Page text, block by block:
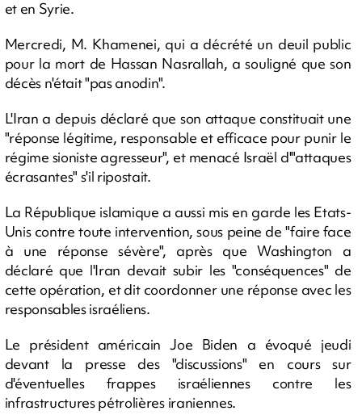
et en Syrie.
Mercredi, M. Khamenei, qui a décrété un deuil public
pour la mort de Hassan Nasrallah, a souligné que son
décès n'était "pas anodin".
L'Iran a depuis déclaré que son attaque constituait une
"réponse légitime, responsable et efficace pour punir le
régime sioniste agresseur", et menacé Israël d'"attaques
écrasantes" s'il ripostait.
La République islamique a aussi mis en garde les Etats-
Unis contre toute intervention, sous peine de "faire face
à une réponse sévère", après que Washington a
déclaré que l'Iran devait subir les "conséquences" de
cette opération, et dit coordonner une réponse avec les
responsables israéliens.
Le président américain Joe Biden a évoqué jeudi
devant la presse des "discussions" en cours sur
d'éventuelles frappes israéliennes contre les
infrastructures pétrolières iraniennes.